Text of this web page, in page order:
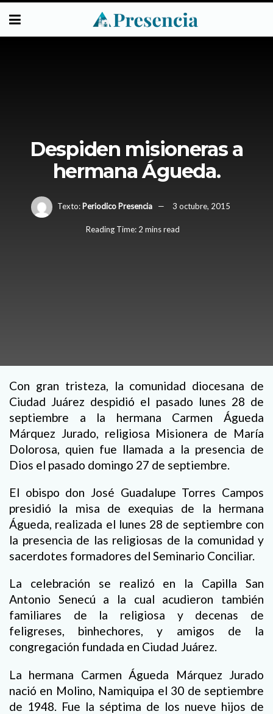
Despiden misioneras a
hermana Águeda.
Texto: Periodico Presencia 3 octubre, 2015
Reading Time: 2 mins read
Con gran tristeza, la comunidad diocesana de
Ciudad Juárez despidió el pasado lunes 28 de
septiembre a la hermana Carmen Águeda
Márquez Jurado, religiosa Misionera de María
Dolorosa, quien fue llamada a la presencia de
Dios el pasado domingo 27 de septiembre.
El obispo don José Guadalupe Torres Campos
presidió la misa de exequias de la hermana
Águeda, realizada el lunes 28 de septiembre con
la presencia de las religiosas de la comunidad y
sacerdotes formadores del Seminario Conciliar.
La celebración se realizó en la Capilla San
Antonio Senecú a la cual acudieron también
familiares de la religiosa y decenas de
feligreses, binhechores, y amigos de la
congregación fundada en Ciudad Juárez.
La hermana Carmen Águeda Márquez Jurado
nació en Molino, Namiquipa el 30 de septiembre
de 1948. Fue la séptima de los nueve hijos de